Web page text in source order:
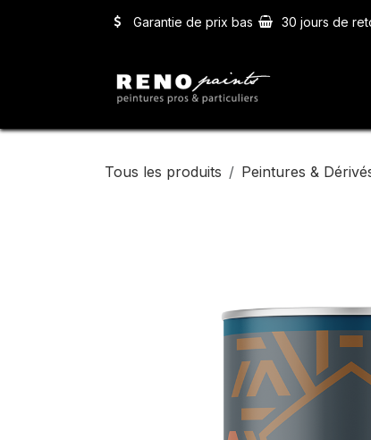
Garantie de prix bas 30 jours de
Tous les produits Peintures &